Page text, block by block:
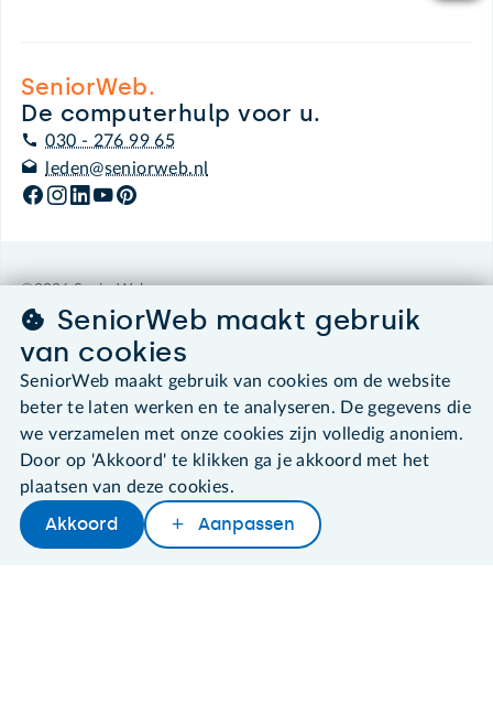
Later lezenDelenWoordenboek
SeniorWeb.
De computerhulp voor u.
030 - 276 99 65
leden@seniorweb.nl
©2026 SeniorWeb
Algemene voorwaarden
Disclaimer
Privacybeleid
About SeniorWeb
SeniorWeb maakt gebruik
van cookies
SeniorWeb maakt gebruik van cookies om de website
beter te laten werken en te analyseren. De gegevens die
we verzamelen met onze cookies zijn volledig anoniem.
Door op 'Akkoord' te klikken ga je akkoord met het
plaatsen van deze cookies.
Akkoord Aanpassen